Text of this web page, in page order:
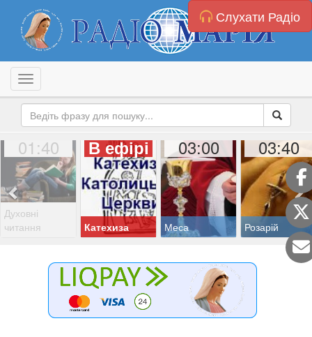
Слухати Радіо
Toggle navigation
01:40
Духовні
читання
В ефірі
Катехиза
03:00
Меса
03:40
Розарій